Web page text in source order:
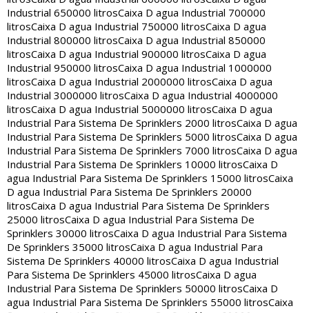
Industrial 650000 litrosCaixa D agua Industrial 700000
litrosCaixa D agua Industrial 750000 litrosCaixa D agua
Industrial 800000 litrosCaixa D agua Industrial 850000
litrosCaixa D agua Industrial 900000 litrosCaixa D agua
Industrial 950000 litrosCaixa D agua Industrial 1000000
litrosCaixa D agua Industrial 2000000 litrosCaixa D agua
Industrial 3000000 litrosCaixa D agua Industrial 4000000
litrosCaixa D agua Industrial 5000000 litrosCaixa D agua
Industrial Para Sistema De Sprinklers 2000 litrosCaixa D agua
Industrial Para Sistema De Sprinklers 5000 litrosCaixa D agua
Industrial Para Sistema De Sprinklers 7000 litrosCaixa D agua
Industrial Para Sistema De Sprinklers 10000 litrosCaixa D
agua Industrial Para Sistema De Sprinklers 15000 litrosCaixa
D agua Industrial Para Sistema De Sprinklers 20000
litrosCaixa D agua Industrial Para Sistema De Sprinklers
25000 litrosCaixa D agua Industrial Para Sistema De
Sprinklers 30000 litrosCaixa D agua Industrial Para Sistema
De Sprinklers 35000 litrosCaixa D agua Industrial Para
Sistema De Sprinklers 40000 litrosCaixa D agua Industrial
Para Sistema De Sprinklers 45000 litrosCaixa D agua
Industrial Para Sistema De Sprinklers 50000 litrosCaixa D
agua Industrial Para Sistema De Sprinklers 55000 litrosCaixa